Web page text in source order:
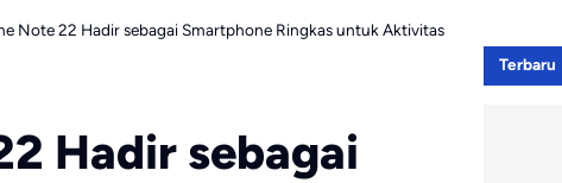
Note 22 Hadir sebagai Smartphone Ringkas untuk Aktivitas
Hadir sebagai
Terbaru